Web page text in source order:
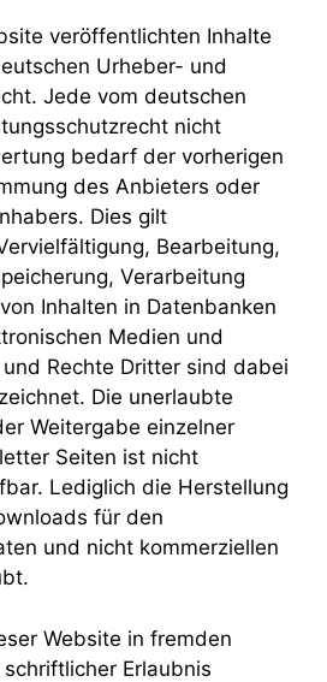
veröffentlichten Inhalte
Urheber- und
Jede vom deutschen
nicht
bedarf der vorherigen
des Anbieters oder
Dies gilt
Bearbeitung,
Verarbeitung
Inhalten in Datenbanken
Medien und
Rechte Dritter sind dabei
Die unerlaubte
Weitergabe einzelner
Seiten ist nicht
Lediglich die Herstellung
für den
und nicht kommerziellen
Website in fremden
Erlaubnis